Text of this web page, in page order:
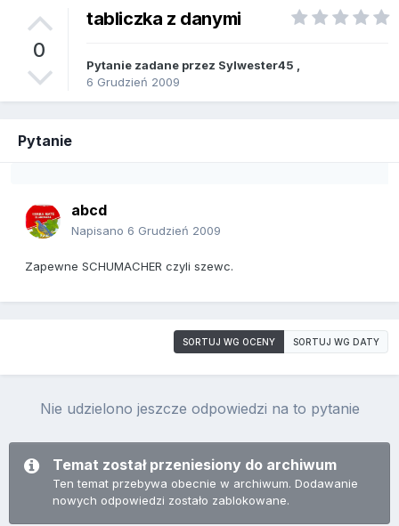
0
tabliczka z danymi
Pytanie zadane przez Sylwester45
6 Grudzień 2009
Pytanie
abcd
Napisano 6 Grudzień 2009
Zapewne SCHUMACHER czyli szewc.
SORTUJ WG OCENY SORTUJ WG DATY
Nie udzielono jeszcze odpowiedzi na to pytanie
Temat został przeniesiony do archiwum
Ten temat przebywa obecnie w archiwum. Dodawanie
nowych odpowiedzi zostało zablokowane.